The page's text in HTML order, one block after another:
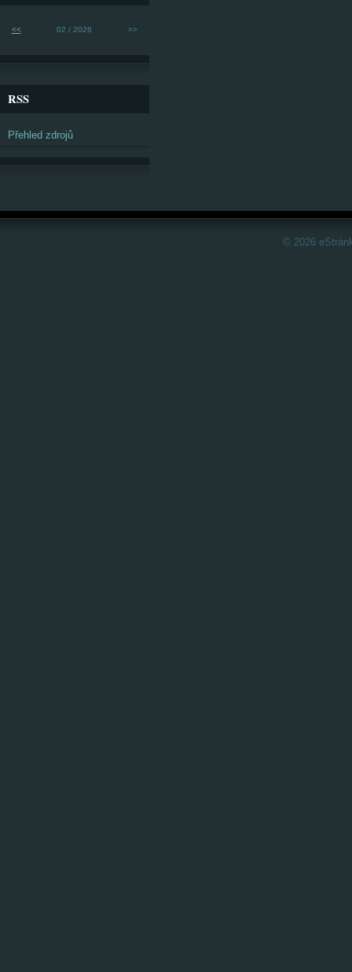
<< 02 / 2026 >>
RSS
Přehled zdrojů
© 2026